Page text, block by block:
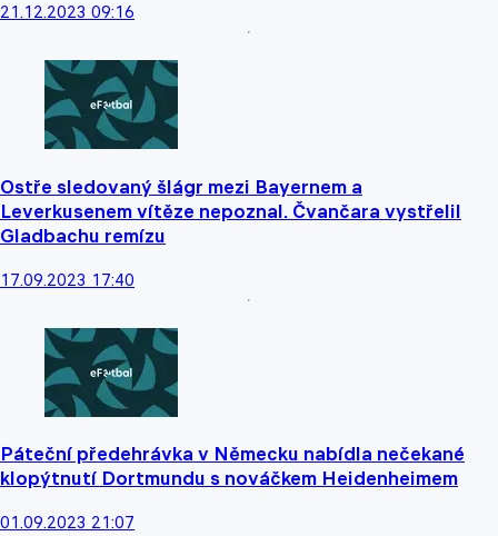
21.12.2023 09:16
Ostře sledovaný šlágr mezi Bayernem a
Leverkusenem vítěze nepoznal. Čvančara vystřelil
Gladbachu remízu
17.09.2023 17:40
Páteční předehrávka v Německu nabídla nečekané
klopýtnutí Dortmundu s nováčkem Heidenheimem
01.09.2023 21:07